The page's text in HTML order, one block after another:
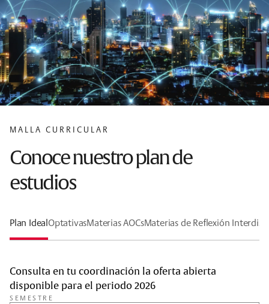
MALLA CURRICULAR
Conoce nuestro plan de
estudios
Plan IdealOptativasMaterias AOCsMaterias de Reflexión
Consulta en tu coordinación la oferta abierta
disponible para el periodo 2026
SEMESTRE